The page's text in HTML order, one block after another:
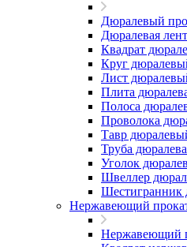
Дюралевый
Дюралевая
Квадрат
Круг
Лист
Плита
Полоса
Проволока
Тавр
Труба
Уголок
Швеллер
Шестигранник
Нержавеющий
Нержавеющий